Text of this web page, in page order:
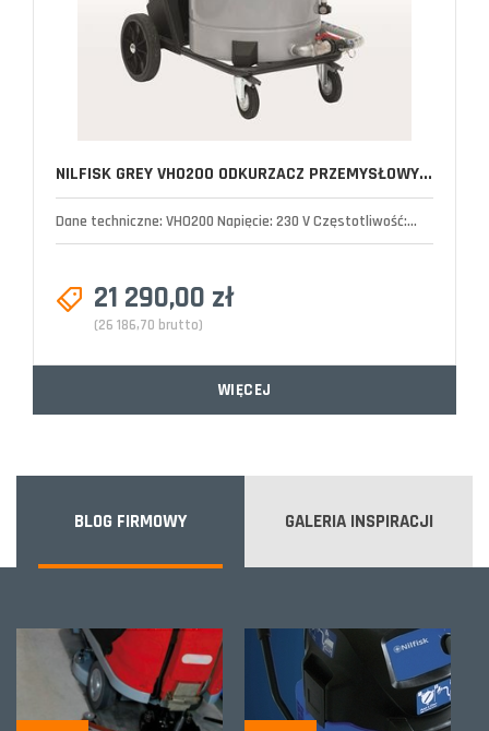
NILFISK GREY VHO200 ODKURZACZ PRZEMYSŁOWY...
Dane techniczne: VHO200 Napięcie: 230 V Częstotliwość:...
21 290,00 zł
(26 186,70 brutto)
WIĘCEJ
BLOG FIRMOWY GALERIA INSPIRACJI